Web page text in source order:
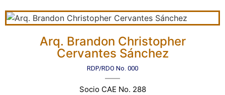
Arq. Brandon Christopher
Cervantes Sánchez
RDP/RDO No. 000
Socio CAE No. 288